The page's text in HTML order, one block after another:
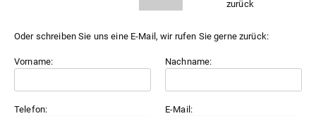
Oder schreiben Sie uns eine E-Mail, wir rufen Sie gerne zurück:
Vorname: Nachname:
Telefon: E-Mail: